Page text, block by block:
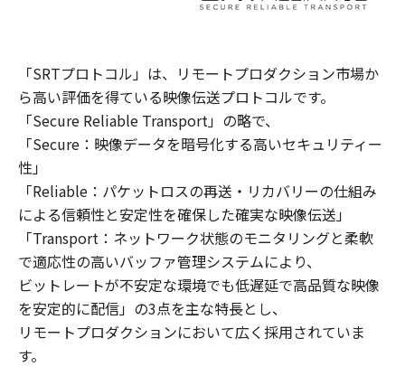
「SRTプロトコル」は、リモートプロダクション市場か
ら高い評価を得ている映像伝送プロトコルです。
「Secure Reliable Transport」の略で、
「Secure：映像データを暗号化する高いセキュリティー
性」
「Reliable：パケットロスの再送・リカバリーの仕組み
による信頼性と安定性を確保した確実な映像伝送」
「Transport：ネットワーク状態のモニタリングと柔軟
で適応性の高いバッファ管理システムにより、
ビットレートが不安定な環境でも低遅延で高品質な映像
を安定的に配信」の3点を主な特長とし、
リモートプロダクションにおいて広く採用されていま
す。